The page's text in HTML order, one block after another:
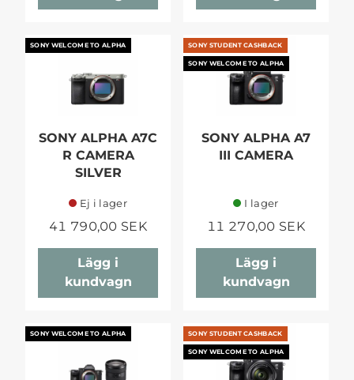
SONY WELCOME TO ALPHA
SONY ALPHA A7C
R CAMERA
SILVER
Ej i lager
41 790,00 SEK
Lägg i
kundvagn
SONY STUDENT CASHBACK
SONY WELCOME TO ALPHA
SONY ALPHA A7
III CAMERA
I lager
11 270,00 SEK
Lägg i
kundvagn
SONY WELCOME TO ALPHA SONY STUDENT CASHBACK
SONY WELCOME TO ALPHA